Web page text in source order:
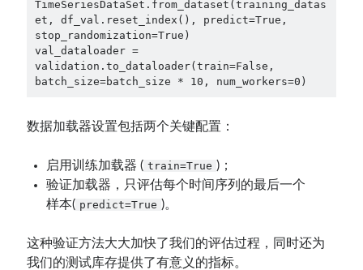
TimeSeriesDataSet.from_dataset(training_datas
et, df_val.reset_index(), predict=True,
stop_randomization=True)
val_dataloader =
validation.to_dataloader(train=False,
batch_size=batch_size * 10, num_workers=0)
数据加载器设置包括两个关键配置：
启用训练加载器 ( train=True )；
验证加载器，只评估每个时间序列的最后一个
样本( predict=True )。
这种验证方法大大加快了我们的评估过程，同时还为
我们的测试库存提供了有意义的指标。